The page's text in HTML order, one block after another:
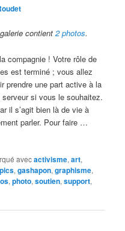
contient2 photos.
compagnie ! Votre rôle de
est terminé ; vous allez
prendre une part active à la
serveur si vous le souhaitez.
il s’agit bien là de vie à
parler. Pour faire …
avecactivisme,art,
,gashapon,graphisme,
,photo,soutien,support,